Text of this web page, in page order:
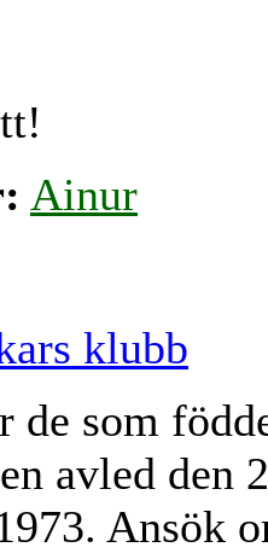
Ainur
klubb
de som
avled den 2
Ansök